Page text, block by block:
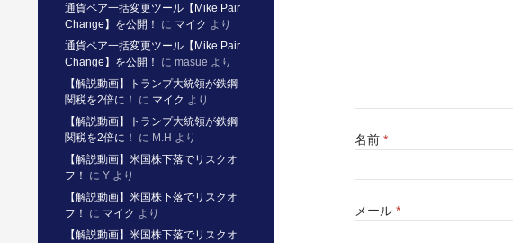
名前 *
メール *
通貨ペア一括変更ツール【Mike Pair
Change】を公開！
に マイク より
通貨ペア一括変更ツール【Mike Pair
Change】を公開！
に masue より
【解説動画】トランプ大統領が鉄鋼
関税を2倍に！
に マイク より
【解説動画】トランプ大統領が鉄鋼
関税を2倍に！
に M.H より
【解説動画】米国株下落でリスクオ
フ！
に Y より
【解説動画】米国株下落でリスクオ
フ！
に マイク より
【解説動画】米国株下落でリスクオ